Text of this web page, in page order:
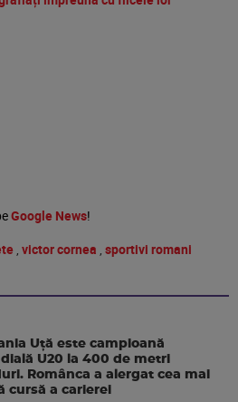
Google News!
, victor cornea , sportivi romani
Uță este campioană
U20 la 400 de metri
Românca a alergat cea mai
cursă a carierei